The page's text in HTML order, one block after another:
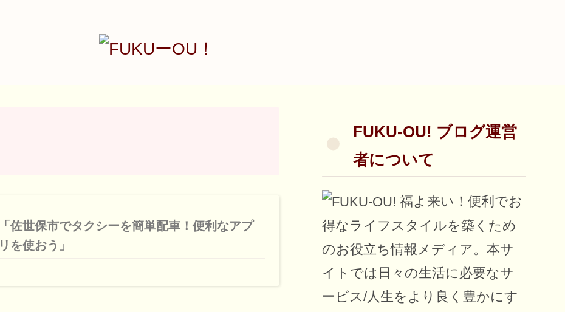
「佐世保市でタクシーを簡単配車！便利なアプ
リを使おう」
FUKU-OU! ブログ運営
者について
福よ来い！便利でお
得なライフスタイルを築くため
のお役立ち情報メディア。本サ
イトでは日々の生活に必要なサ
ービス/人生をより良く豊かにす